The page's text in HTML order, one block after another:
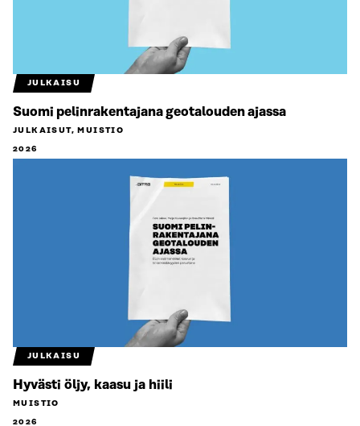
JULKAISU
Suomi pelinrakentajana geotalouden ajassa
JULKAISUT, MUISTIO
2026
JULKAISU
Hyvästi öljy, kaasu ja hiili
MUISTIO
2026